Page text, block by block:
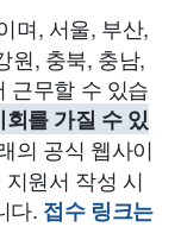
며, 서울, 부산,
원, 충북, 충남,
근무할 수 있습
를 가질 수 있
의 공식 웹사이
원서 작성 시
다. 접수 링크는